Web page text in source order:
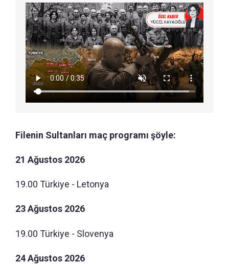
Filenin Sultanları maç programı şöyle:
21 Ağustos 2026
19.00 Türkiye - Letonya
23 Ağustos 2026
19.00 Türkiye - Slovenya
24 Ağustos 2026